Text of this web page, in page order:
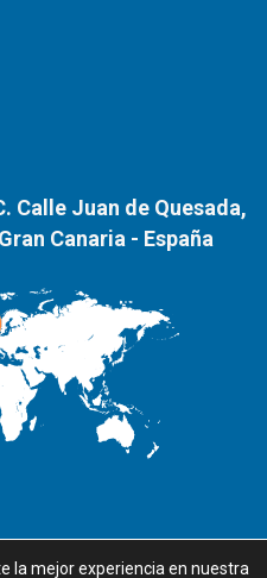
Calle Juan de Quesada,
Canaria - España
la mejor experiencia en nuestra